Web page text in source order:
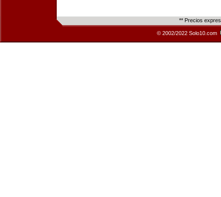
** Precios
© 2002/2022 Solo10.com